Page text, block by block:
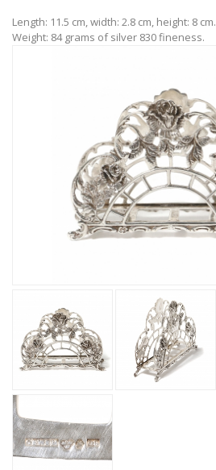
Length: 11.5 cm, width: 2.8 cm, height: 8 cm.
Weight: 84 grams of silver 830 fineness.